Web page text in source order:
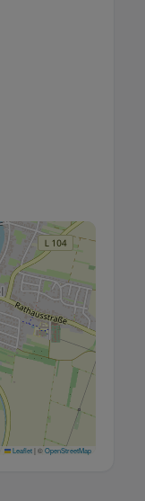
Leaflet| ©OpenStreetMap